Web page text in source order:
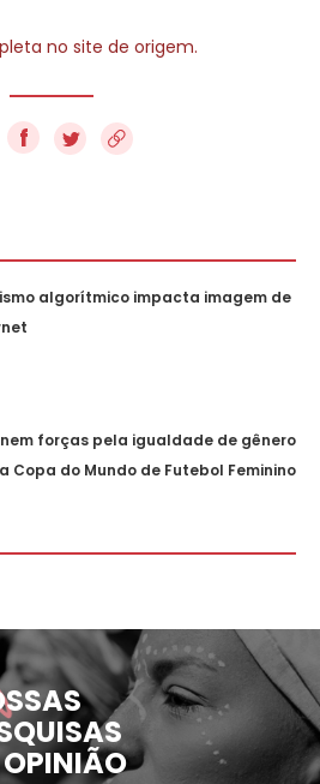
no site de origem.
f
algorítmico impacta imagem de
forças pela igualdade de gênero
Copa do Mundo de Futebol Feminino
OPINIÃO